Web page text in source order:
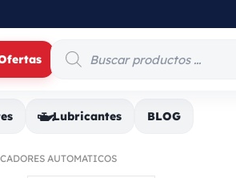
Lubricantes BLOG
AUTOMATICOS